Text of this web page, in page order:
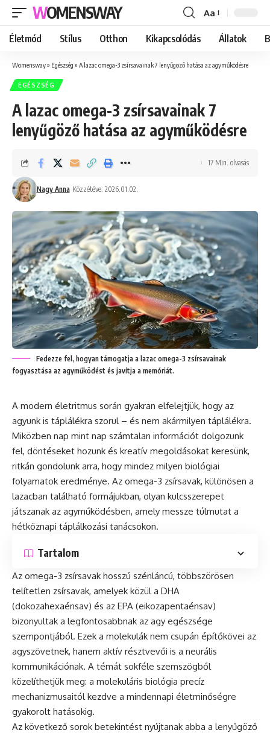
WOMENSWAY
Font
Resizer
Aa
Életmód Stílus Otthon Kikapcsolódás Állatok
Womensway» Egészség » A lazac omega-3 zsírsavainak 7 lenyűgöző hatása az agyműködésre
EGÉSZSÉG
A lazac omega-3 zsírsavainak 7
lenyűgöző hatása az agyműködésre
Nagy Anna Közzétéve: 2026.01.02.
17 Min. olvasás
Fedezze fel, hogyan támogatja a lazac omega-3 zsírsavainak
fogyasztása az agyműködést és javítja a memóriát.
A modern életritmus során gyakran elfelejtjük, hogy az
agyunk is táplálékra szorul – és nem akármilyen táplálékra.
Miközben nap mint nap számtalan információt dolgozunk
fel, döntéseket hozunk és kreatív megoldásokat keresünk,
ritkán gondolunk arra, hogy mindez milyen biológiai
folyamatok eredménye. Az omega-3 zsírsavak, különösen a
lazacban található formájukban, olyan kulcsszerepet
játszanak az agyműködésben, amely messze túlmutat a
hétköznapi táplálkozási tanácsokon.
Tartalom
Az omega-3 zsírsavak hosszú szénláncú, többszörösen
telítetlen zsírsavak, amelyek közül a DHA
(dokozahexaénsav) és az EPA (eikozapentaénsav)
bizonyultak a legfontosabbnak az agy egészsége
szempontjából. Ezek a molekulák nem csupán építőkövei az
agyszövetnek, hanem aktív résztvevői is a neurális
kommunikációnak. A témát sokféle szemszögből
közelíthetjük meg: a molekuláris biológia precíz
mechanizmusaitól kezdve a mindennapi életminőségre
gyakorolt hatásokig.
Az következő sorok betekintést nyújtanak abba a lenyűgöző